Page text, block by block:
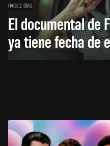
HACE 2 DÍAS
El documental de
ya tiene fecha de